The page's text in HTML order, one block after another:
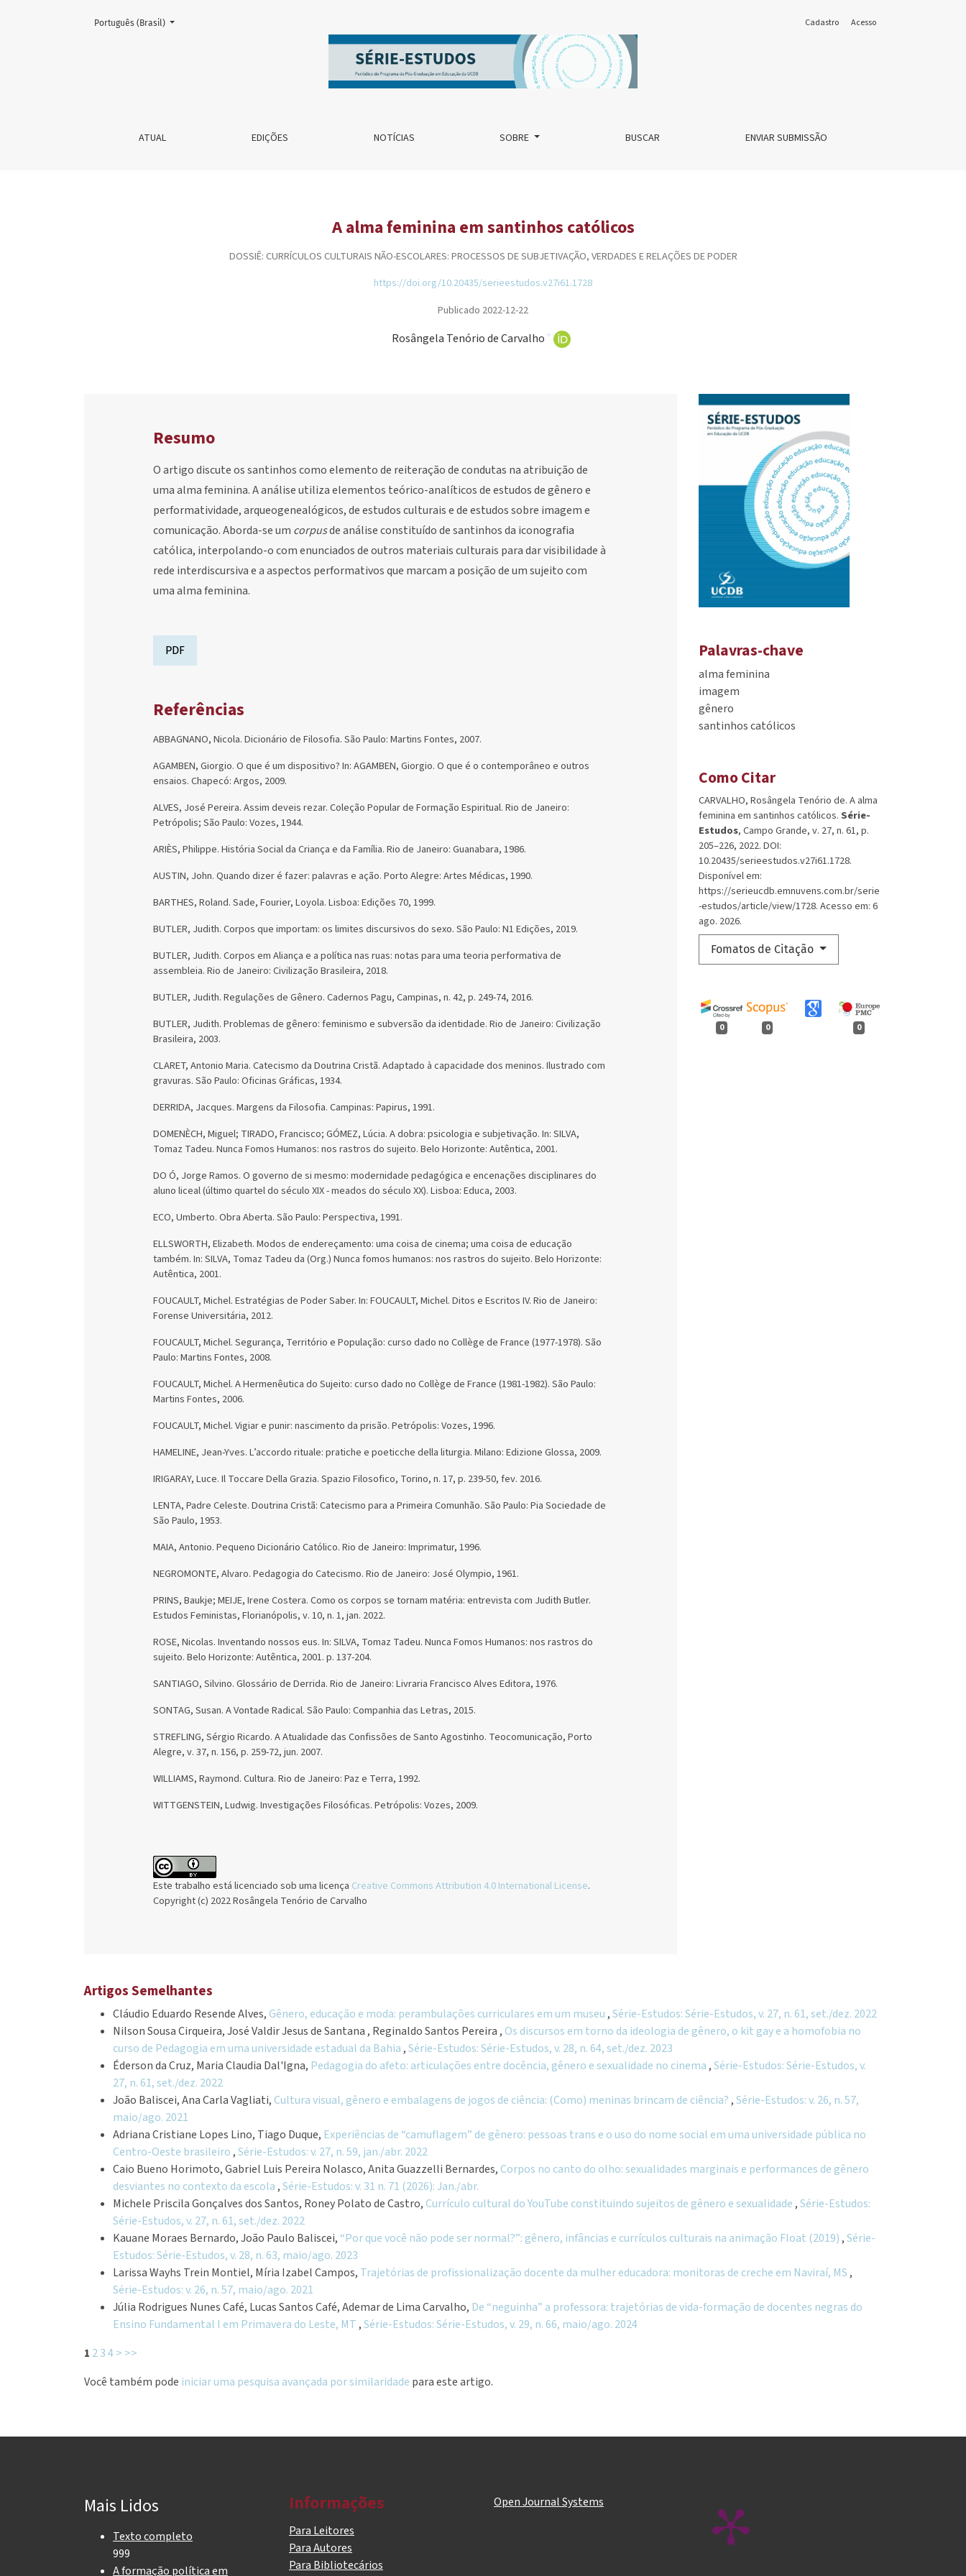
A alma feminina em santinhos católicos
ATUAL EDIÇÕES NOTÍCIAS SOBRE BUSCAR ENVIAR SUBMISSÃO
Cadastro Acesso
Mudar o idioma. O atual é:
Português (Brasil)
A alma feminina em santinhos católicos
DOSSIÊ: CURRÍCULOS CULTURAIS NÃO-ESCOLARES: PROCESSOS DE SUBJETIVAÇÃO, VERDADES E RELAÇÕES DE PODER
https://doi.org/10.20435/serieestudos.v27i61.1728
Publicado 2022-12-22
Rosângela Tenório de Carvalho +
Palavras-chave
alma feminina
imagem
gênero
santinhos católicos
Como Citar
CARVALHO, Rosângela Tenório de. A alma
feminina em santinhos católicos. Série-
Estudos, Campo Grande, v. 27, n. 61, p.
205–226, 2022. DOI:
10.20435/serieestudos.v27i61.1728.
Disponível em:
https://serieucdb.emnuvens.com.br/serie
-estudos/article/view/1728. Acesso em: 6
ago. 2026.
Fomatos de Citação
0 0 0
Resumo
O artigo discute os santinhos como elemento de reiteração de condutas na atribuição de
uma alma feminina. A análise utiliza elementos teórico-analíticos de estudos de gênero e
performatividade, arqueogenealógicos, de estudos culturais e de estudos sobre imagem e
comunicação. Aborda-se um corpusde análise constituído de santinhos da iconografia
católica, interpolando-o com enunciados de outros materiais culturais para dar visibilidade à
rede interdiscursiva e a aspectos performativos que marcam a posição de um sujeito com
uma alma feminina.
PDF
Referências
ABBAGNANO, Nicola. Dicionário de Filosofia. São Paulo: Martins Fontes, 2007.
AGAMBEN, Giorgio. O que é um dispositivo? In: AGAMBEN, Giorgio. O que é o contemporâneo e outros
ensaios. Chapecó: Argos, 2009.
ALVES, José Pereira. Assim deveis rezar. Coleção Popular de Formação Espiritual. Rio de Janeiro:
Petrópolis; São Paulo: Vozes, 1944.
ARIÈS, Philippe. História Social da Criança e da Família. Rio de Janeiro: Guanabara, 1986.
AUSTIN, John. Quando dizer é fazer: palavras e ação. Porto Alegre: Artes Médicas, 1990.
BARTHES, Roland. Sade, Fourier, Loyola. Lisboa: Edições 70, 1999.
BUTLER, Judith. Corpos que importam: os limites discursivos do sexo. São Paulo: N1 Edições, 2019.
BUTLER, Judith. Corpos em Aliança e a política nas ruas: notas para uma teoria performativa de
assembleia. Rio de Janeiro: Civilização Brasileira, 2018.
BUTLER, Judith. Regulações de Gênero. Cadernos Pagu, Campinas, n. 42, p. 249-74, 2016.
BUTLER, Judith. Problemas de gênero: feminismo e subversão da identidade. Rio de Janeiro: Civilização
Brasileira, 2003.
CLARET, Antonio Maria. Catecismo da Doutrina Cristã. Adaptado à capacidade dos meninos. Ilustrado com
gravuras. São Paulo: Oficinas Gráficas, 1934.
DERRIDA, Jacques. Margens da Filosofia. Campinas: Papirus, 1991.
DOMENÈCH, Miguel; TIRADO, Francisco; GÓMEZ, Lúcia. A dobra: psicologia e subjetivação. In: SILVA,
Tomaz Tadeu. Nunca Fomos Humanos: nos rastros do sujeito. Belo Horizonte: Autêntica, 2001.
DO Ó, Jorge Ramos. O governo de si mesmo: modernidade pedagógica e encenações disciplinares do
aluno liceal (último quartel do século XIX - meados do século XX). Lisboa: Educa, 2003.
ECO, Umberto. Obra Aberta. São Paulo: Perspectiva, 1991.
ELLSWORTH, Elizabeth. Modos de endereçamento: uma coisa de cinema; uma coisa de educação
também. In: SILVA, Tomaz Tadeu da (Org.) Nunca fomos humanos: nos rastros do sujeito. Belo Horizonte:
Autêntica, 2001.
FOUCAULT, Michel. Estratégias de Poder Saber. In: FOUCAULT, Michel. Ditos e Escritos IV. Rio de Janeiro:
Forense Universitária, 2012.
FOUCAULT, Michel. Segurança, Território e População: curso dado no Collège de France (1977-1978). São
Paulo: Martins Fontes, 2008.
FOUCAULT, Michel. A Hermenêutica do Sujeito: curso dado no Collège de France (1981-1982). São Paulo:
Martins Fontes, 2006.
FOUCAULT, Michel. Vigiar e punir: nascimento da prisão. Petrópolis: Vozes, 1996.
HAMELINE, Jean-Yves. L’accordo rituale: pratiche e poeticche della liturgia. Milano: Edizione Glossa, 2009.
IRIGARAY, Luce. Il Toccare Della Grazia. Spazio Filosofico, Torino, n. 17, p. 239-50, fev. 2016.
LENTA, Padre Celeste. Doutrina Cristã: Catecismo para a Primeira Comunhão. São Paulo: Pia Sociedade de
São Paulo, 1953.
MAIA, Antonio. Pequeno Dicionário Católico. Rio de Janeiro: Imprimatur, 1996.
NEGROMONTE, Alvaro. Pedagogia do Catecismo. Rio de Janeiro: José Olympio, 1961.
PRINS, Baukje; MEIJE, Irene Costera. Como os corpos se tornam matéria: entrevista com Judith Butler.
Estudos Feministas, Florianópolis, v. 10, n. 1, jan. 2022.
ROSE, Nicolas. Inventando nossos eus. In: SILVA, Tomaz Tadeu. Nunca Fomos Humanos: nos rastros do
sujeito. Belo Horizonte: Autêntica, 2001. p. 137-204.
SANTIAGO, Silvino. Glossário de Derrida. Rio de Janeiro: Livraria Francisco Alves Editora, 1976.
SONTAG, Susan. A Vontade Radical. São Paulo: Companhia das Letras, 2015.
STREFLING, Sérgio Ricardo. A Atualidade das Confissões de Santo Agostinho. Teocomunicação, Porto
Alegre, v. 37, n. 156, p. 259-72, jun. 2007.
WILLIAMS, Raymond. Cultura. Rio de Janeiro: Paz e Terra, 1992.
WITTGENSTEIN, Ludwig. Investigações Filosóficas. Petrópolis: Vozes, 2009.
Este trabalho está licenciado sob uma licença Creative Commons Attribution 4.0 International License.
Copyright (c) 2022 Rosângela Tenório de Carvalho
Artigos Semelhantes
Cláudio Eduardo Resende Alves, Gênero, educação e moda: perambulações curriculares em um museu ,Série-Estudos: Série-Estudos, v. 27, n. 61, set./dez. 2022
Nilson Sousa Cirqueira, José Valdir Jesus de Santana , Reginaldo Santos Pereira , Os discursos em torno da ideologia de gênero, o kit gay e a homofobia no
curso de Pedagogia em uma universidade estadual da Bahia ,Série-Estudos: Série-Estudos, v. 28, n. 64, set./dez. 2023
Éderson da Cruz, Maria Claudia Dal'Igna, Pedagogia do afeto: articulações entre docência, gênero e sexualidade no cinema ,Série-Estudos: Série-Estudos, v.
27, n. 61, set./dez. 2022
João Baliscei, Ana Carla Vagliati, Cultura visual, gênero e embalagens de jogos de ciência: (Como) meninas brincam de ciência? ,Série-Estudos: v. 26, n. 57,
maio/ago. 2021
Adriana Cristiane Lopes Lino, Tiago Duque, Experiências de “camuflagem” de gênero: pessoas trans e o uso do nome social em uma universidade pública no
Centro-Oeste brasileiro ,Série-Estudos: v. 27, n. 59, jan./abr. 2022
Caio Bueno Horimoto, Gabriel Luis Pereira Nolasco, Anita Guazzelli Bernardes, Corpos no canto do olho: sexualidades marginais e performances de gênero
desviantes no contexto da escola ,Série-Estudos: v. 31 n. 71 (2026): Jan./abr.
Michele Priscila Gonçalves dos Santos, Roney Polato de Castro, Currículo cultural do YouTube constituindo sujeitos de gênero e sexualidade ,Série-Estudos:
Série-Estudos, v. 27, n. 61, set./dez. 2022
Kauane Moraes Bernardo, João Paulo Baliscei, “Por que você não pode ser normal?”: gênero, infâncias e currículos culturais na animação Float (2019) ,Série-
Estudos: Série-Estudos, v. 28, n. 63, maio/ago. 2023
Larissa Wayhs Trein Montiel, Míria Izabel Campos, Trajetórias de profissionalização docente da mulher educadora: monitoras de creche em Naviraí, MS ,
Série-Estudos: v. 26, n. 57, maio/ago. 2021
Júlia Rodrigues Nunes Café, Lucas Santos Café, Ademar de Lima Carvalho, De “neguinha” a professora: trajetórias de vida-formação de docentes negras do
Ensino Fundamental I em Primavera do Leste, MT ,Série-Estudos: Série-Estudos, v. 29, n. 66, maio/ago. 2024
1 234> >>
Você também pode iniciar uma pesquisa avançada por similaridade para este artigo.
Mais Lidos
Texto completo
999
A formação política em
Informações
Para Leitores
Para Autores
Para Bibliotecários
Open Journal Systems